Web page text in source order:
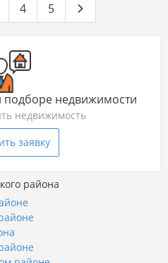
4 5
недвижимости
недвижимость
заявку
района